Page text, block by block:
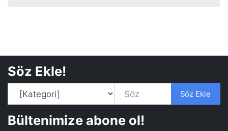
Söz Ekle!
Söz Ekle
Bültenimize abone ol!